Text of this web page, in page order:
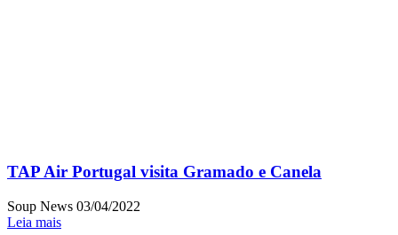
TAP Air Portugal visita Gramado e Canela
Soup News 03/04/2022
Leia mais